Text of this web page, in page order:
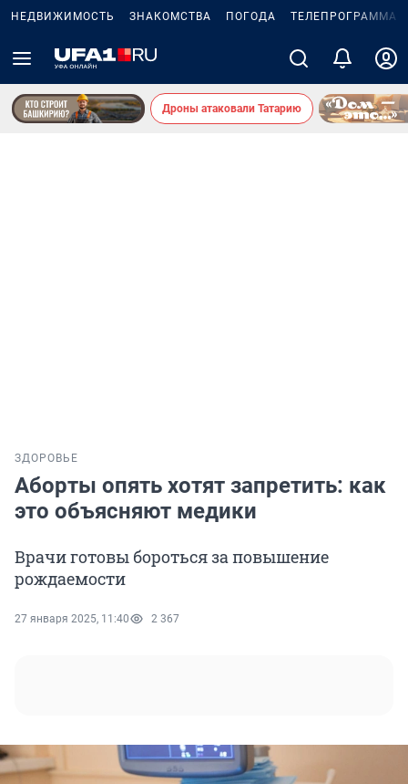
НЕДВИЖИМОСТЬ ЗНАКОМСТВА ПОГОДА ТЕЛЕПРОГРАММА
Дроны атаковали Татарию
ЗДОРОВЬЕ
Аборты опять хотят запретить: как
это объясняют медики
Врачи готовы бороться за повышение
рождаемости
27 января 2025, 11:40 2 367